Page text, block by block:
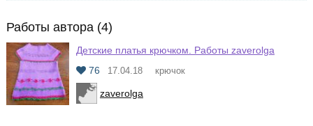
Работы автора (4)
Детские платья крючком. Работы zaverolga
76
17.04.18 крючок
zaverolga